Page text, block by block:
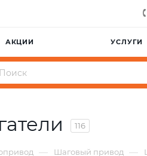
АКЦИИ УСЛУГИ
116
— Шаговый привод —